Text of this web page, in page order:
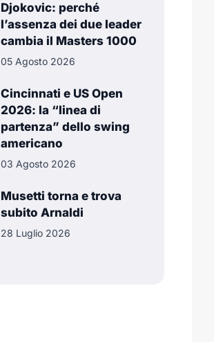
Djokovic: perché
l’assenza dei due leader
cambia il Masters 1000
05 Agosto 2026
Cincinnati e US Open
2026: la “linea di
partenza” dello swing
americano
03 Agosto 2026
Musetti torna e trova
subito Arnaldi
28 Luglio 2026